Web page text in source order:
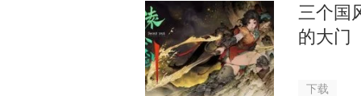
三个国
的大门
下载